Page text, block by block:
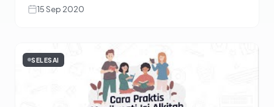
15 Sep 2020
SELESAI